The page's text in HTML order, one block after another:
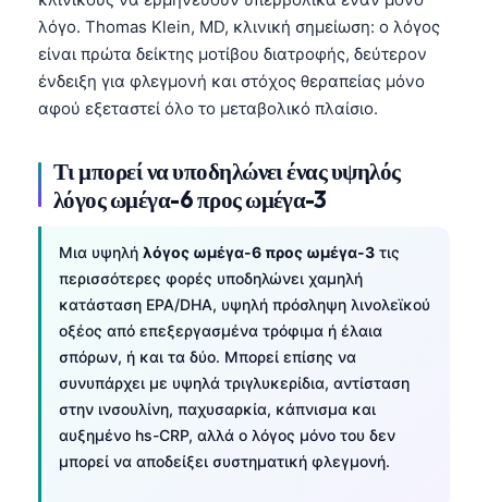
λόγο. Thomas Klein, MD, κλινική σημείωση: ο λόγος
είναι πρώτα δείκτης μοτίβου διατροφής, δεύτερον
ένδειξη για φλεγμονή και στόχος θεραπείας μόνο
αφού εξεταστεί όλο το μεταβολικό πλαίσιο.
Τι μπορεί να υποδηλώνει ένας υψηλός
λόγος ωμέγα-6 προς ωμέγα-3
Μια υψηλή λόγος ωμέγα-6 προς ωμέγα-3 τις
περισσότερες φορές υποδηλώνει χαμηλή
κατάσταση EPA/DHA, υψηλή πρόσληψη λινολεϊκού
οξέος από επεξεργασμένα τρόφιμα ή έλαια
σπόρων, ή και τα δύο. Μπορεί επίσης να
συνυπάρχει με υψηλά τριγλυκερίδια, αντίσταση
στην ινσουλίνη, παχυσαρκία, κάπνισμα και
αυξημένο hs-CRP, αλλά ο λόγος μόνο του δεν
μπορεί να αποδείξει συστηματική φλεγμονή.